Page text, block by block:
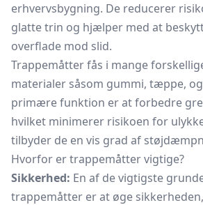
erhvervsbygning. De reducerer
glatte trin og hjælper med at
overflade mod slid.
Trappemåtter fås i mange
materialer såsom gummi, tæppe,
primære funktion er at forbedre
hvilket minimerer risikoen for
tilbyder de en vis grad af
Hvorfor er trappemåtter vigtige?
Sikkerhed: En af de vigtigste
trappemåtter er at øge